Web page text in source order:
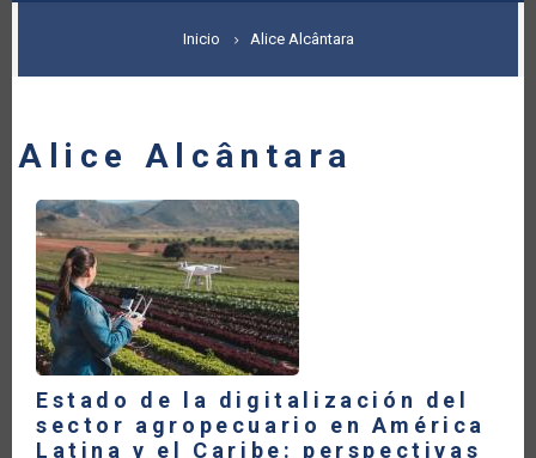
SOBRESCRIBIR
ENLACES
AYUDA
LA
NAVEGACIÓN
Inicio Alice Alcântara
Alice Alcântara
Estado de la digitalización del
sector agropecuario en América
Latina y el Caribe: perspectivas